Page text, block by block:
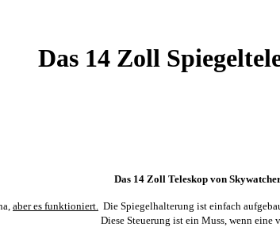
Das 14 Zoll
Das 14 Zoll Teleskop von
aber es funktioniert. Die Spiegelhalterung ist einfach
Diese Steuerung ist ein Muss, wenn eine